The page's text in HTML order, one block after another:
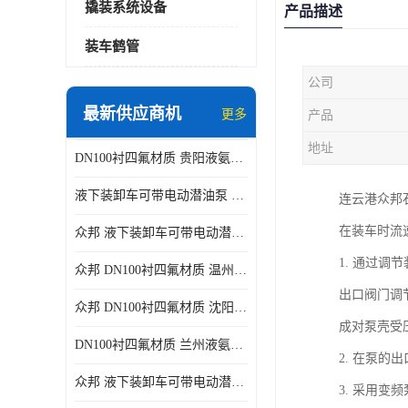
撬装系统设备
装车鹤管
最新供应商机 更多
DN100衬四氟材质 贵阳液氨鹤管供应商
液下装卸车可带电动潜油泵 贵阳液氨鹤管批发商
众邦 液下装卸车可带电动潜油泵 沈阳液氨鹤管批发商
众邦 DN100衬四氟材质 温州液氨鹤管批发商
众邦 DN100衬四氟材质 沈阳液氨鹤管批发商
DN100衬四氟材质 兰州液氨鹤管批发商
众邦 液下装卸车可带电动潜油泵 太原液氨鹤管厂商
产品描述
公司
产品
地址
连云港众邦
在装车时流
1. 通过调
出口阀门调
成对泵壳受
2. 在泵的出
3. 采用变频